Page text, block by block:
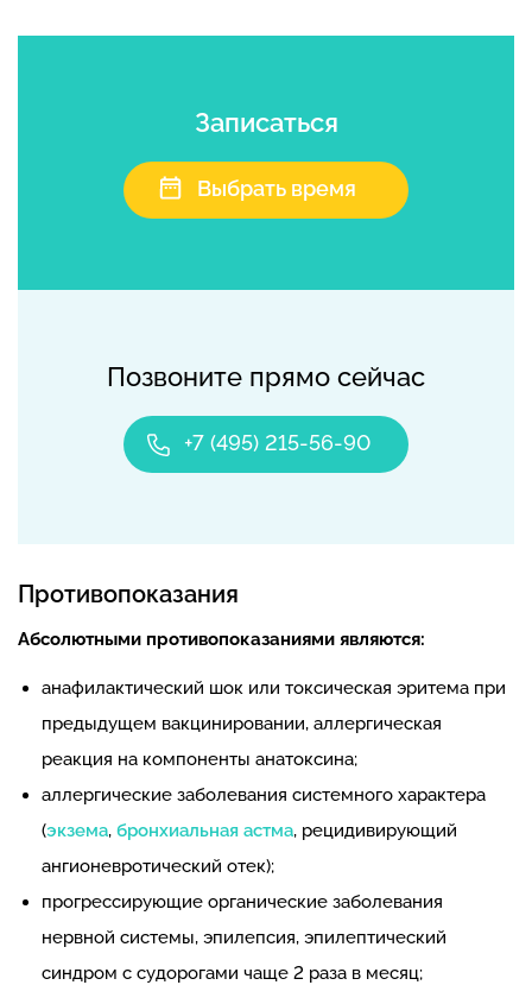
Позвоните прямо сейчас
+7 (495) 215-56-90
Записаться
Выбрать время
Противопоказания
Абсолютными противопоказаниями являются:
анафилактический шок или токсическая эритема при
предыдущем вакцинировании, аллергическая
реакция на компоненты анатоксина;
аллергические заболевания системного характера
(экзема, бронхиальная астма, рецидивирующий
ангионевротический отек);
прогрессирующие органические заболевания
нервной системы, эпилепсия, эпилептический
синдром с судорогами чаще 2 раза в месяц;